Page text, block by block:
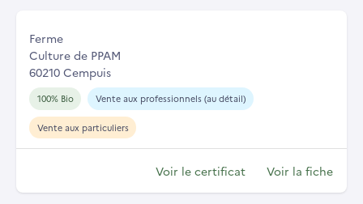
Ferme
Culture de PPAM
60210 Cempuis
100% Bio Vente aux professionnels (au détail)
Vente aux particuliers
Voir le certificat Voir la fiche